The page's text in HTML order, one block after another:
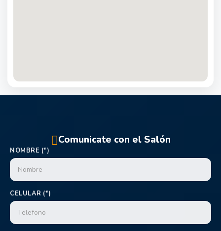
Comunicate con el Salón
NOMBRE (*)
CELULAR (*)